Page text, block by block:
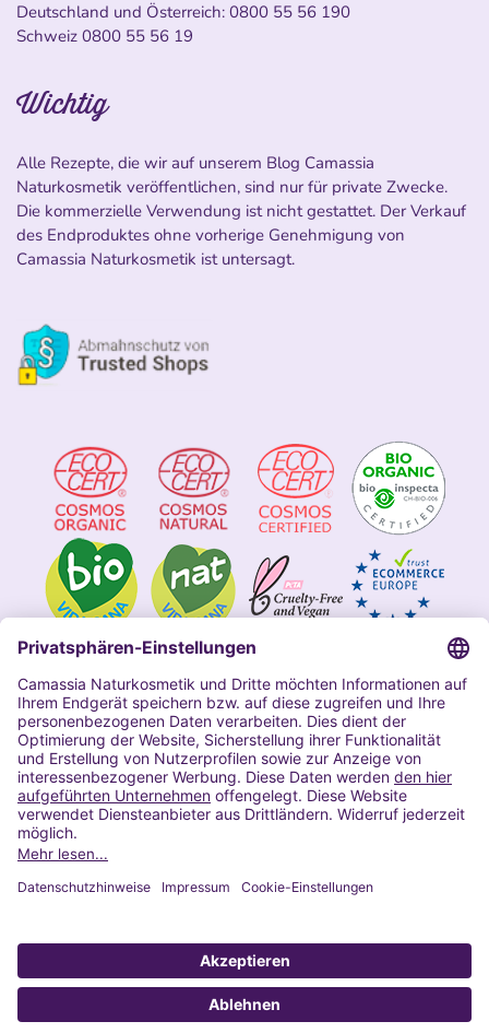
Deutschland und Österreich: 0800 55 56 190
Schweiz 0800 55 56 19
Wichtig
Alle Rezepte, die wir auf unserem Blog Camassia
Naturkosmetik veröffentlichen, sind nur für private Zwecke.
Die kommerzielle Verwendung ist nicht gestattet. Der Verkauf
des Endproduktes ohne vorherige Genehmigung von
Camassia Naturkosmetik ist untersagt.
Impressum
Allgemeine Geschäftsbedingungen
Datenschutzerklärung Camassia
Widerrufsbelehrung
Copyright 2020 | Alle Rechte vorbehalten